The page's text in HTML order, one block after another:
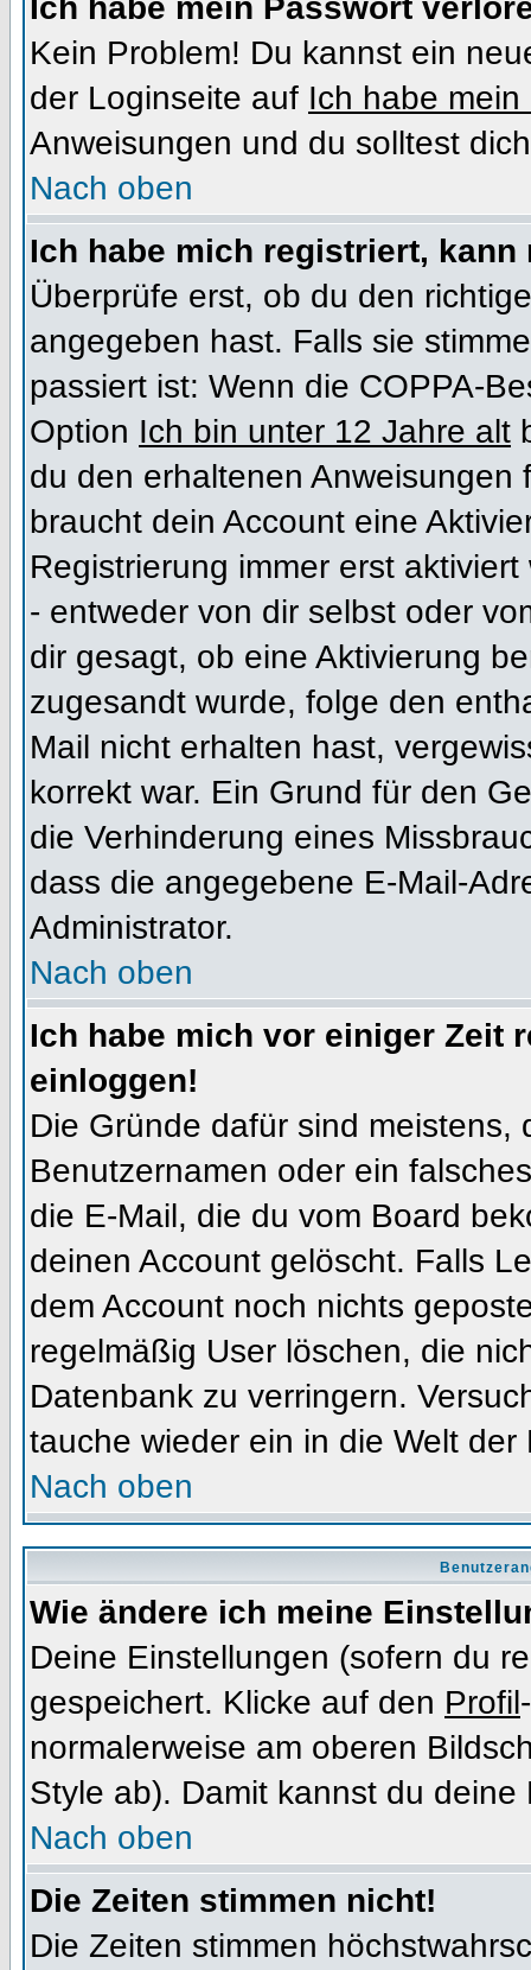
Kein Problem! Du kannst ein
der Loginseite auf Ich habe
Anweisungen und du solltest
Nach oben
Ich habe mich registriert,
Überprüfe erst, ob du den
angegeben hast. Falls sie
passiert ist: Wenn die COPPA-
Option Ich bin unter 12 Jahre alt
du den erhaltenen
braucht dein Account eine
Registrierung immer erst
- entweder von dir selbst oder
dir gesagt, ob eine Aktivierung
zugesandt wurde, folge den
Mail nicht erhalten hast,
korrekt war. Ein Grund für den
die Verhinderung eines
dass die angegebene E-Mail-
Administrator.
Nach oben
Ich habe mich vor einiger Zeit
einloggen!
Die Gründe dafür sind
Benutzernamen oder ein
die E-Mail, die du vom Board
deinen Account gelöscht. Falls
dem Account noch nichts
regelmäßig User löschen, die
Datenbank zu verringern.
tauche wieder ein in die Welt der
Nach oben
Wie ändere ich meine
Deine Einstellungen (sofern du
gespeichert. Klicke auf den Profil
normalerweise am oberen
Style ab). Damit kannst du
Nach oben
Die Zeiten stimmen nicht!
Die Zeiten stimmen